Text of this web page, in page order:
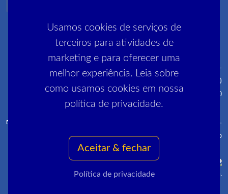
Usamos cookies de serviços de
terceiros para atividades de
marketing e para oferecer uma
melhor experiência. Leia sobre
como usamos cookies em nossa
política de privacidade.
Aceitar & fechar
Política de privacidade
Rua Pedro Lessa, 35 2º, 3º e 5º andares - Centro - CEP: 20030-
030 (próximo ao metrô Cinelândia)
R. Manai, 180 - Campo Grande - CEP 23052-220
Sinpro-
Rio
Copyrights © 2022 All Rights Reserved by Sinpro-Rio.